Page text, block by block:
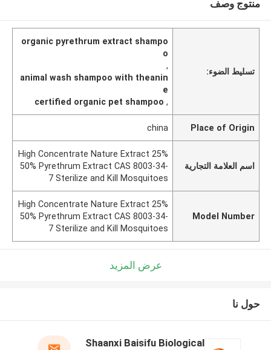
منتوج وصف
تسليط الضوء:
organic pyrethrum extract shampo
o
,
animal wash shampoo with theanin
e
,
certified organic pet shampoo
Place of Origin
china
اسم العلامة التجارية
High Concentrate Nature Extract 25%
50% Pyrethrum Extract CAS 8003-34-
7 Sterilize and Kill Mosquitoes
Model Number
High Concentrate Nature Extract 25%
50% Pyrethrum Extract CAS 8003-34-
7 Sterilize and Kill Mosquitoes
عرض المزيد
حول نا
Shaanxi Baisifu Biological